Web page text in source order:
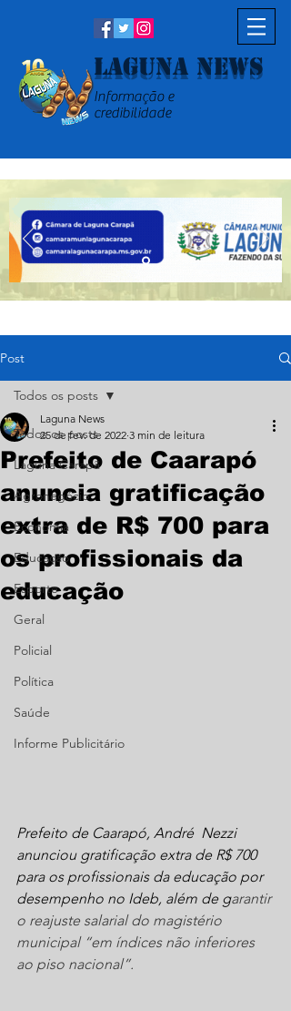
Laguna News
Informação e
credibilidade
Post
Todos os posts
Laguna Carapã
Agronegócio
Economia
Educação
Esporte
Geral
Policial
Política
Saúde
Informe Publicitário
Todos os posts
Prefeito de Caarapó
anuncia gratificação
extra de R$ 700 para
os profissionais da
educação
Laguna News
25 de fev. de 2022 3 min de leitura
Prefeito de Caarapó, André  Nezzi
anunciou gratificação extra de R$ 700
para os profissionais da educação por
desempenho no Ideb, além de garantir
o reajuste salarial do magistério
municipal “em índices não inferiores
ao piso nacional”.